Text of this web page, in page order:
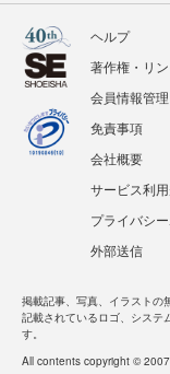
ヘルプ
著作権・リン
会員情報管理
免責事項
会社概要
サービス利
プライバシ
外部送信
掲載記事、写真、イラストの
記載されているロゴ、システ
す。
All contents copyright ©